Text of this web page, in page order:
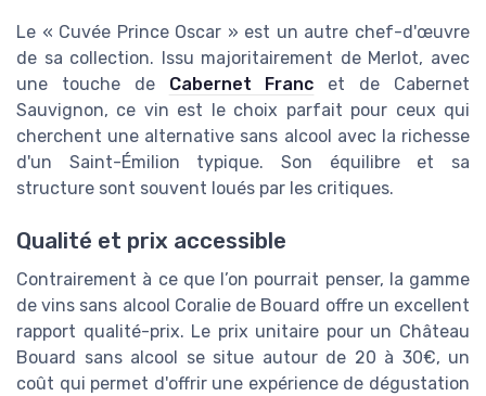
Le « Cuvée Prince Oscar » est un autre chef-d'œuvre
de sa collection. Issu majoritairement de Merlot, avec
une touche de Cabernet Franc et de Cabernet
Sauvignon, ce vin est le choix parfait pour ceux qui
cherchent une alternative sans alcool avec la richesse
d'un Saint-Émilion typique. Son équilibre et sa
structure sont souvent loués par les critiques.
Qualité et prix accessible
Contrairement à ce que l’on pourrait penser, la gamme
de vins sans alcool Coralie de Bouard offre un excellent
rapport qualité-prix. Le prix unitaire pour un Château
Bouard sans alcool se situe autour de 20 à 30€, un
coût qui permet d'offrir une expérience de dégustation